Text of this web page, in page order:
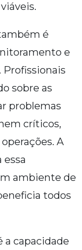
é
e
Profissionais
sobre as
problemas
críticos,
A
essa
ambiente de
todos
capacidade